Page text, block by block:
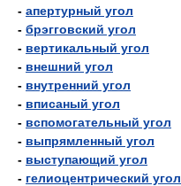
- апертурный угол
- брэгговский угол
- вертикальный угол
- внешний угол
- внутренний угол
- вписаный угол
- вспомогательный угол
- выпрямленный угол
- выступающий угол
- гелиоцентрический угол